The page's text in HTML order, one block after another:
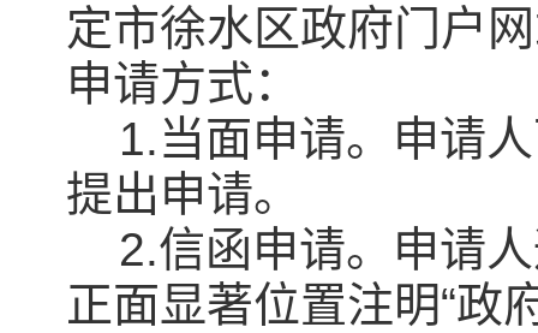
定市徐水区政府门户
申请方式：
1.当面申请。申请人
提出申请。
2.信函申请。申请人
正面显著位置注明“政